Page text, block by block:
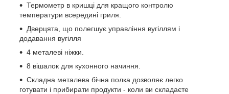
Термометр в кришці для кращого контролю
температури всередині гриля.
Дверцята, що полегшує управління вугіллям і
додавання вугілля
4 металеві ніжки.
8 вішалок для кухонного начиння.
Складна металева бічна полка дозволяє легко
готувати і прибирати продукти - коли ви складаєте